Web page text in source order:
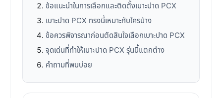
ข้อแนะนำในการเลือกและติดตั้งเบาะปาด PCX
เบาะปาด PCX ทรงนี้เหมาะกับใครบ้าง
ข้อควรพิจารณาก่อนตัดสินใจเลือกเบาะปาด PCX
จุดเด่นที่ทำให้เบาะปาด PCX รุ่นนี้แตกต่าง
คำถามที่พบบ่อย